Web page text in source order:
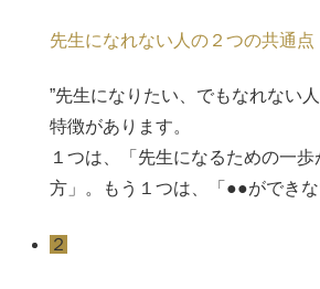
先生になれない人の２つの共通点
”先生になりたい、でもなれない
特徴があります。
１つは、「先生になるための一
方」。もう１つは、「●●ができな
２